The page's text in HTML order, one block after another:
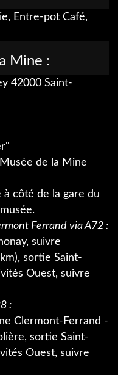
Entre-pot Café,
Mine :
42000 Saint-
de la Mine
côté de la gare du
Ferrand via A72 :
suivre
sortie Saint-
Ouest, suivre
:
Clermont-Ferrand -
sortie Saint-
Ouest, suivre